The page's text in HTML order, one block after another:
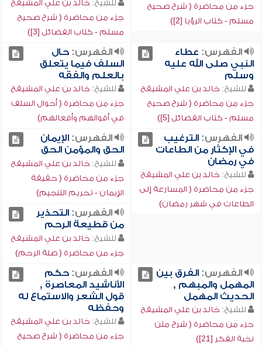
جزء من محاضرة ( شرح صحيح
مسلم - كتاب الرؤيا [2])
للشيخ: خالد بن علي المشيقح
جزء من محاضرة ( شرح صحيح
مسلم - كتاب الفضائل [3])
الفهرس: عطاء
النبي صلى الله عليه
وسلم
للشيخ: خالد بن علي المشيقح
جزء من محاضرة ( شرح صحيح
مسلم - كتاب الفضائل [5])
الفهرس:حال
السلف فيما يتعلق
بالعلم والفقه
للشيخ: خالد بن علي المشيقح
جزء من محاضرة ( أحوال السلف
في أقوالهم وأفعالهم)
الفهرس:الترغيب
في الإكثار من الطاعات
في رمضان
للشيخ: خالد بن علي المشيقح
جزء من محاضرة ( المسارعة إلى
الطاعات في شهر رمضان)
الفهرس:الإيمان
الحق والمؤمن الحق
للشيخ: خالد بن علي المشيقح
جزء من محاضرة ( حقيقة
الإيمان - تحريم التنجيم)
الفهرس:التحذير
من قطيعة الرحم
للشيخ: خالد بن علي المشيقح
جزء من محاضرة ( صلة الرحم)
الفهرس:الفرق بين
المهمل والمبهم ,
الحديث المهمل
للشيخ: خالد بن علي المشيقح
جزء من محاضرة ( شرح متن
نخبة الفكر [21])
الفهرس:حكم
الأناشيد المعاصرة ,
قول الشعر والاستماع له
وحفظه
للشيخ: خالد بن علي المشيقح
جزء من محاضرة ( شرح صحيح